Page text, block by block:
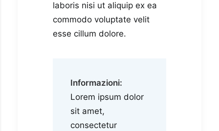
laboris nisi ut aliquip ex ea
commodo voluptate velit
esse cillum dolore.
Informazioni:
Lorem ipsum dolor
sit amet,
consectetur